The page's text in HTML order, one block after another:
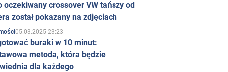
oczekiwany crossover VW tańszy od
został pokazany na zdjęciach
05.03.2025 23:23
buraki w 10 minut:
metoda, która będzie
dla każdego